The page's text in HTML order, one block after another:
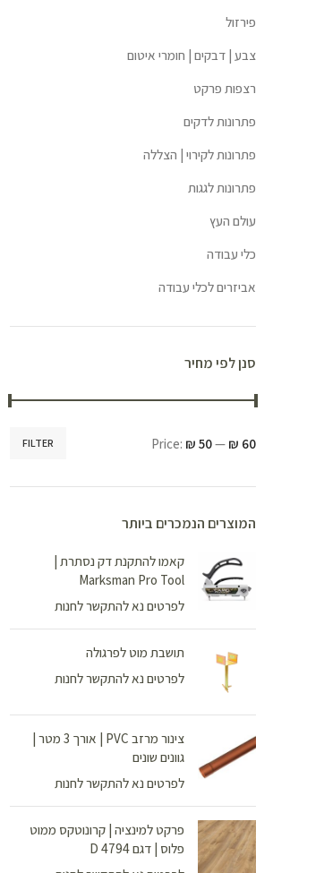
פירזול
צבע | דבקים | חומרי איטום
רצפות פרקט
פתרונות לדקים
פתרונות לקירוי | הצללה
פתרונות לגגות
עולם העץ
כלי עבודה
אביזרים לכלי עבודה
סנן לפי מחיר
FILTER Price: ₪ 50— ₪ 60
המוצרים הנמכרים ביותר
קאמו להתקנת דק נסתרת |
Marksman Pro Tool
לפרטים נא להתקשר לחנות
תושבת מוט לפרגולה
לפרטים נא להתקשר לחנות
צינור מרזב PVC | אורך 3 מטר |
גוונים שונים
לפרטים נא להתקשר לחנות
פרקט למינציה | קרונוטקס ממוט
פלוס | דגם D 4794